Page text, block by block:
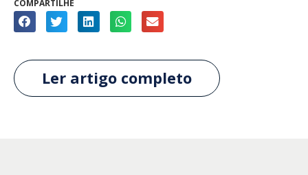
COMPARTILHE
Ler artigo completo